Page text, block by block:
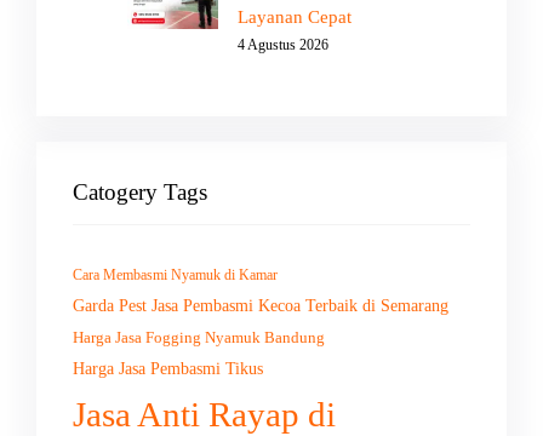
Layanan Cepat
4 Agustus 2026
Catogery Tags
Cara Membasmi Nyamuk di Kamar
Garda Pest Jasa Pembasmi Kecoa Terbaik di Semarang
Harga Jasa Fogging Nyamuk Bandung
Harga Jasa Pembasmi Tikus
Jasa Anti Rayap di